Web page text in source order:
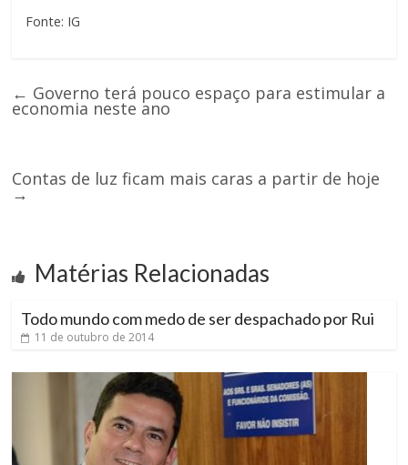
Fonte: IG
← Governo terá pouco espaço para estimular a
economia neste ano
Contas de luz ficam mais caras a partir de hoje
→
Matérias Relacionadas
Todo mundo com medo de ser despachado por Rui
11 de outubro de 2014